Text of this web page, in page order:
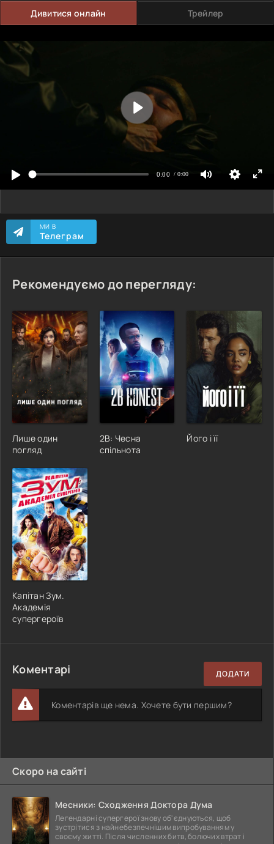
Дивитися онлайн Трейлер
МИ В
Телеграм
Рекомендуємо до перегляду:
Лише один
погляд
2B: Чесна
спільнота
Його і її
Капітан Зум.
Академія
супергероїв
Коментарі ДОДАТИ
Коментарів ще нема. Хочете бути першим?
Скоро на сайті
Месники: Сходження Доктора Дума
Легендарні супергерої знову об'єднуються, щоб
зустрітися з найнебезпечнішим випробуванням у
своєму житті. Після численних битв, болючих втрат і